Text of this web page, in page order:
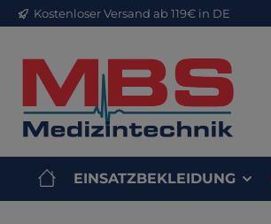
Hauptinhalt springen
Zur Suche springen
Zur Hauptnavigation springen
Kostenloser Versand ab 119€ in DE
EINSATZBEKLEIDUNG